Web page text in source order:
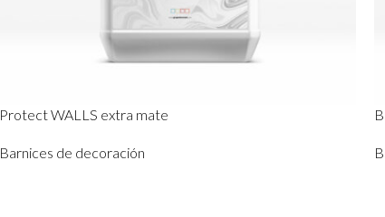
Protect WALLS extra mate
Barnices de decoración